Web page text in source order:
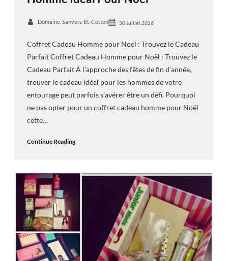
Domaine-Sanvers-Et-Cotton 30 Juillet 2026
Coffret Cadeau Homme pour Noël : Trouvez le Cadeau
Parfait Coffret Cadeau Homme pour Noël : Trouvez le
Cadeau Parfait À l’approche des fêtes de fin d’année,
trouver le cadeau idéal pour les hommes de votre
entourage peut parfois s’avérer être un défi. Pourquoi
ne pas opter pour un coffret cadeau homme pour Noël
cette…
Continue Reading